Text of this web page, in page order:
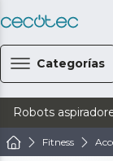
Categorías
Robots
Fitness